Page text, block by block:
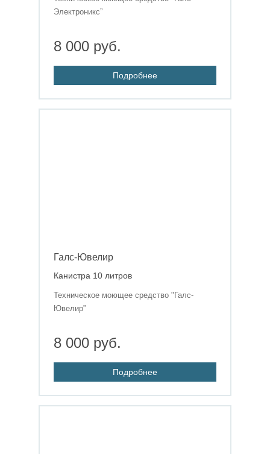
Электроникс”
8 000 руб.
Подробнее
Галс-Ювелир
Канистра 10 литров
Техническое моющее средство "Галс-
Ювелир”
8 000 руб.
Подробнее